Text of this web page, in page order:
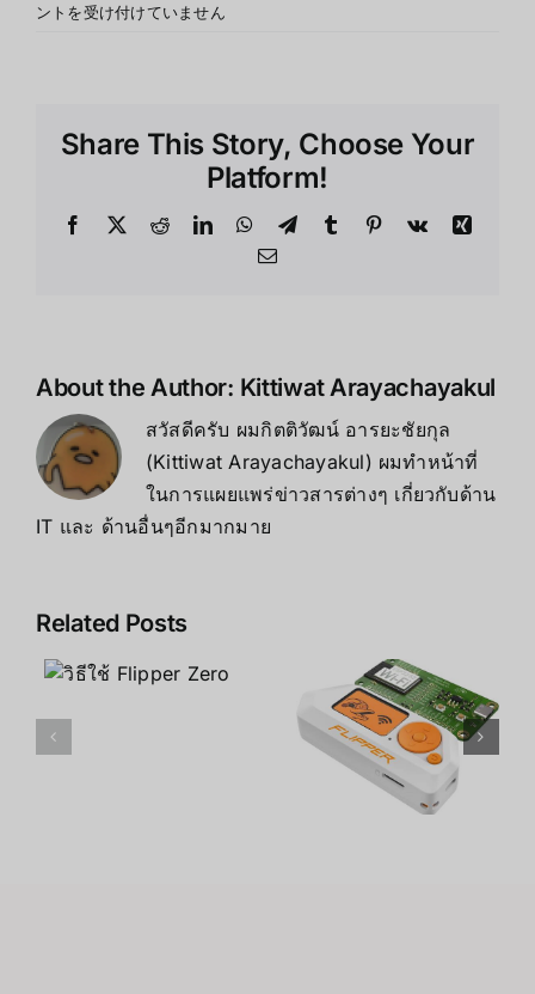
ントを受け付けていません
Share This Story, Choose Your
Platform!
Facebook
X RedditLinkedInWhatsApp
TelegramTumblr Pinterest
Vk
Xing
Email
About the Author: Kittiwat Arayachayakul
สวัสดีครับ ผมกิตติวัฒน์ อารยะชัยกุล
(Kittiwat Arayachayakul) ผมทำหน้าที่
ในการแผยแพร่ข่าวสารต่างๆ เกี่ยวกับด้าน
IT และ ด้านอื่นๆอีกมากมาย
Related Posts
Flipper
Zero
Multitool
คู่มือการใช้
งาน